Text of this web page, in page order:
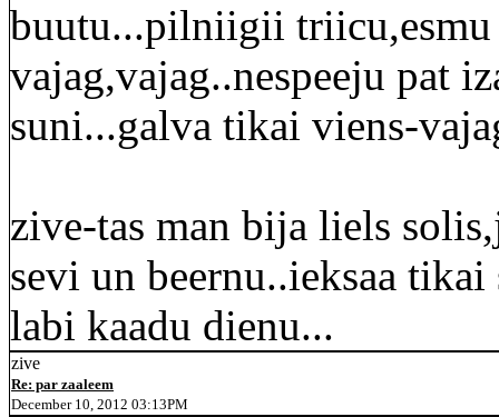
buutu...pilniigii triicu,esmu
vajag,vajag..nespeeju pat
suni...galva tikai viens-
zive-tas man bija liels
sevi un beernu..ieksaa tikai
labi kaadu dienu...
zive
Re: par zaaleem
December 10, 2012 03:13PM